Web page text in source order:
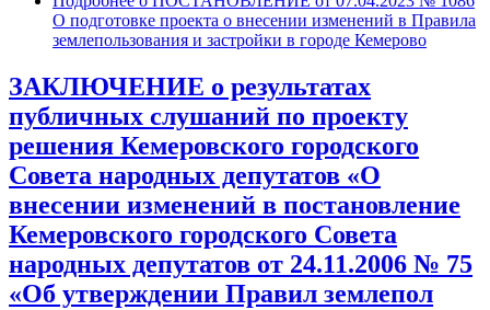
О подготовке проекта о внесении изменений в Правила
землепользования и застройки в городе Кемерово
ЗАКЛЮЧЕНИЕ о результатах
публичных слушаний по проекту
решения Кемеровского городского
Совета народных депутатов «О
внесении изменений в постановление
Кемеровского городского Совета
народных депутатов от 24.11.2006 № 75
«Об утверждении Правил землепол